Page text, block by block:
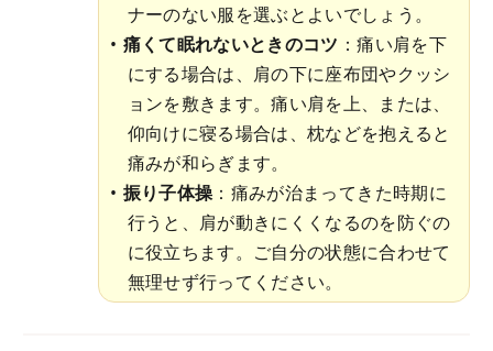
ナーのない服を選ぶとよいでしょう。
痛くて眠れないときのコツ ：痛い肩を下
にする場合は、肩の下に座布団やクッシ
ョンを敷きます。痛い肩を上、または、
仰向けに寝る場合は、枕などを抱えると
痛みが和らぎます。
振り子体操 ：痛みが治まってきた時期に
行うと、肩が動きにくくなるのを防ぐの
に役立ちます。ご自分の状態に合わせて
無理せず行ってください。